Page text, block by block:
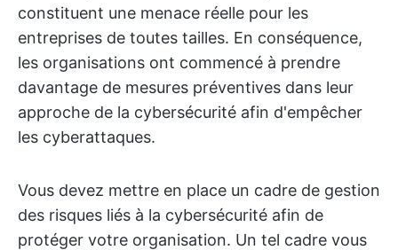
constituent une menace réelle pour les
entreprises de toutes tailles. En conséquence,
les organisations ont commencé à prendre
davantage de mesures préventives dans leur
approche de la cybersécurité afin d'empêcher
les cyberattaques.
Vous devez mettre en place un cadre de gestion
des risques liés à la cybersécurité afin de
protéger votre organisation. Un tel cadre vous